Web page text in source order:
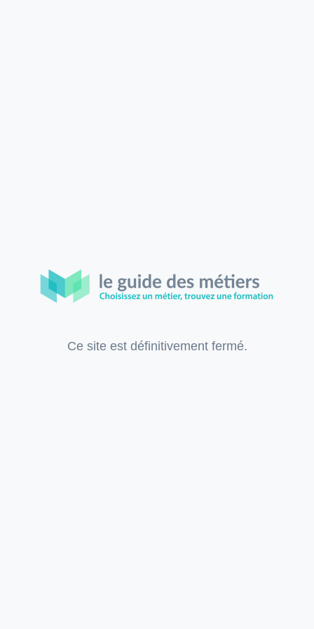
Ce site est définitivement fermé.